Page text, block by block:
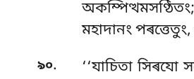
অকম্পিত্থমসণ্ঠিতং;
মহাদানং
৯০. ‘‘যাচিতাসিৰযো